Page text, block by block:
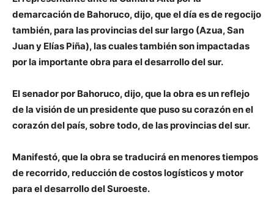
demarcación de Bahoruco, dijo, que el día es de regocijo
también, para las provincias del sur largo (Azua, San
Juan y Elías Piña), las cuales también son impactadas
por la importante obra para el desarrollo del sur.
El senador por Bahoruco, dijo, que la obra es un reflejo
de la visión de un presidente que puso su corazón en el
corazón del país, sobre todo, de las provincias del sur.
Manifestó, que la obra se traducirá en menores tiempos
de recorrido, reducción de costos logísticos y motor
para el desarrollo del Suroeste.